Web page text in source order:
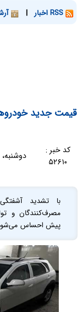
|
قیمت جدید
کد خبر :
۵۲۶۱۰
دوشنبه، ۵ شهریور ۱۳۹۷ - ۰۹:۳۴:۵۶
با تشدید
مصرف‌کنندگان و
پیش احساس